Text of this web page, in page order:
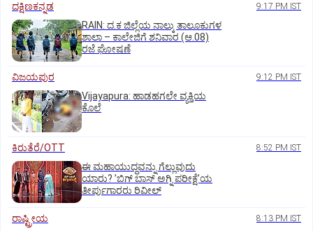
ದಕ್ಷಿಣಕನ್ನಡ 9:17 PM IST
RAIN: ದ.ಕ ಜಿಲ್ಲೆಯ ನಾಲ್ಕು ತಾಲೂಕುಗಳ
ಶಾಲಾ – ಕಾಲೇಜಿಗೆ ಶನಿವಾರ (ಆ.08)
ರಜೆ ಘೋಷಣೆ
ವಿಜಯಪುರ 9:12 PM IST
Vijayapura: ಹಾಡಹಗಲೇ ವ್ಯಕ್ತಿಯ
ಕೊಲೆ
ಕಿರುತೆರೆ/OTT 8:52 PM IST
ಈ ಮಹಾಯುದ್ಧವನ್ನು ಗೆಲ್ಲುವುದು
ಯಾರು? ʼಬಿಗ್‌ ಬಾಸ್‌ ಅಗ್ನಿ ಪರೀಕ್ಷೆʼಯ
ತೀರ್ಪುಗಾರರು ರಿವೀಲ್
ರಾಷ್ಟ್ರೀಯ 8:13 PM IST